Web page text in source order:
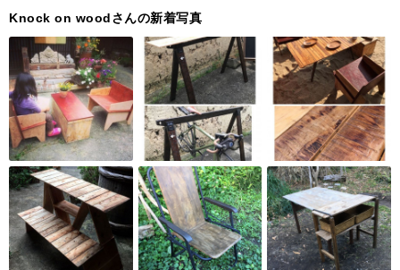
Knock on woodさんの新着写真